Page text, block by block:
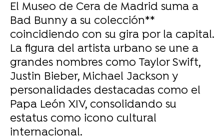
El Museo de Cera de Madrid suma a
Bad Bunny a su colección**
coincidiendo con su gira por la capital.
La figura del artista urbano se une a
grandes nombres como Taylor Swift,
Justin Bieber, Michael Jackson y
personalidades destacadas como el
Papa León XIV, consolidando su
estatus como icono cultural
internacional.